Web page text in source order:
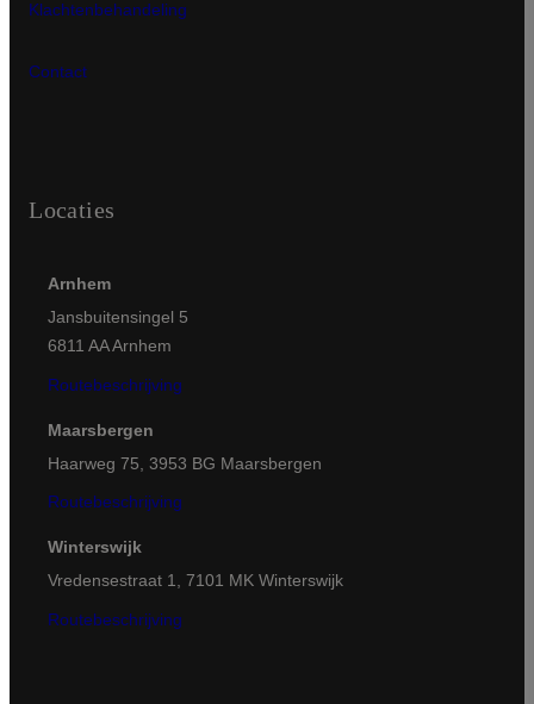
Klachtenbehandeling
Contact
Locaties
Arnhem
Jansbuitensingel 5
6811 AA Arnhem
Routebeschrijving
Maarsbergen
Haarweg 75, 3953 BG Maarsbergen
Routebeschrijving
Winterswijk
Vredensestraat 1, 7101 MK Winterswijk
Routebeschrijving